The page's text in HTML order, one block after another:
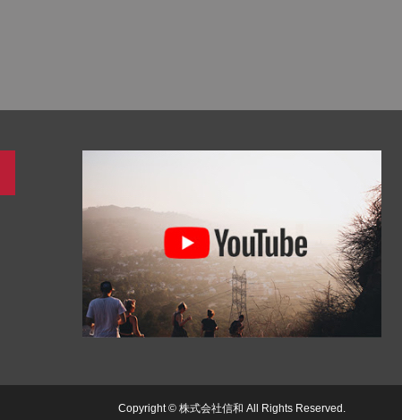
Copyright © 株式会社信和 All Rights Reserved.